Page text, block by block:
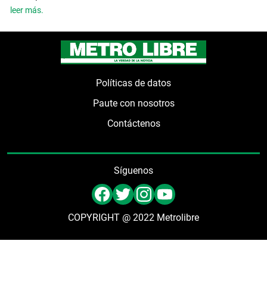
leer más.
Políticas de datos
Paute con nosotros
Contáctenos
Síguenos
COPYRIGHT @ 2022 Metrolibre